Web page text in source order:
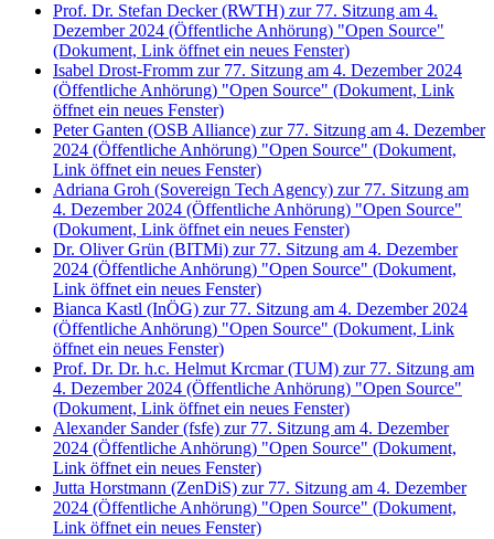
Prof. Dr. Stefan Decker (RWTH) zur 77. Sitzung am 4.
Dezember 2024 (Öffentliche Anhörung) "Open Source"
(Dokument, Link öffnet ein neues Fenster)
Isabel Drost-Fromm zur 77. Sitzung am 4. Dezember 2024
(Öffentliche Anhörung) "Open Source" (Dokument, Link
öffnet ein neues Fenster)
Peter Ganten (OSB Alliance) zur 77. Sitzung am 4. Dezember
2024 (Öffentliche Anhörung) "Open Source" (Dokument,
Link öffnet ein neues Fenster)
Adriana Groh (Sovereign Tech Agency) zur 77. Sitzung am
4. Dezember 2024 (Öffentliche Anhörung) "Open Source"
(Dokument, Link öffnet ein neues Fenster)
Dr. Oliver Grün (BITMi) zur 77. Sitzung am 4. Dezember
2024 (Öffentliche Anhörung) "Open Source" (Dokument,
Link öffnet ein neues Fenster)
Bianca Kastl (InÖG) zur 77. Sitzung am 4. Dezember 2024
(Öffentliche Anhörung) "Open Source" (Dokument, Link
öffnet ein neues Fenster)
Prof. Dr. Dr. h.c. Helmut Krcmar (TUM) zur 77. Sitzung am
4. Dezember 2024 (Öffentliche Anhörung) "Open Source"
(Dokument, Link öffnet ein neues Fenster)
Alexander Sander (fsfe) zur 77. Sitzung am 4. Dezember
2024 (Öffentliche Anhörung) "Open Source" (Dokument,
Link öffnet ein neues Fenster)
Jutta Horstmann (ZenDiS) zur 77. Sitzung am 4. Dezember
2024 (Öffentliche Anhörung) "Open Source" (Dokument,
Link öffnet ein neues Fenster)